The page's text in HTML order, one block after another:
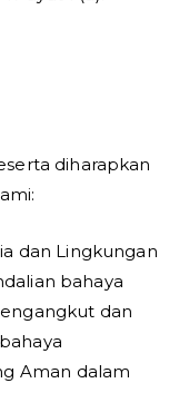
diharapkan
dan Lingkungan
bahaya
dan
Aman dalam